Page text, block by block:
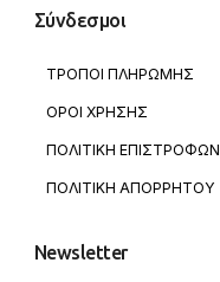
Σύνδεσμοι
ΤΡΟΠΟΙ ΠΛΗΡΩΜΗΣ
ΟΡΟΙ ΧΡΗΣΗΣ
ΠΟΛΙΤΙΚΗ ΕΠΙΣΤΡΟΦΩΝ
ΠΟΛΙΤΙΚΗ ΑΠΟΡΡΗΤΟΥ
Newsletter